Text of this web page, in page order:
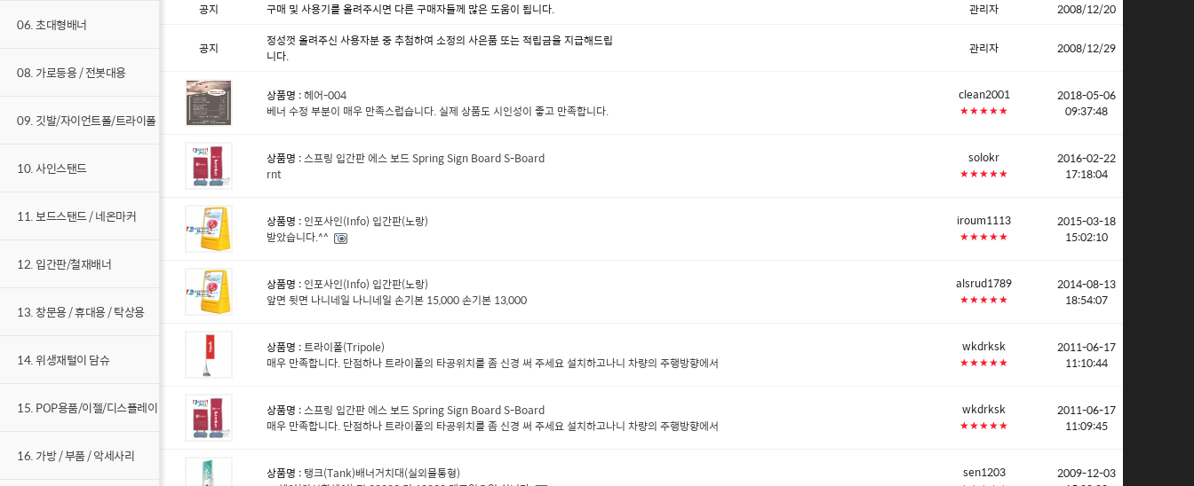
06. 초대형배너
08. 가로등용 / 전봇대용
09. 깃발/자이언트폴/트라이폴
10. 사인스탠드
11. 보드스탠드 / 네온마커
12. 입간판/철재배너
13. 창문용 / 휴대용 / 탁상용
14. 위생재털이 담슈
15. POP용품/이젤/디스플레이
16. 가방 / 부품 / 악세사리
공지
구매 및 사용기를 올려주시면 다른 구매자들께 많은 도움이 됩니다. 관리자 2008/12/20
공지
정성껏 올려주신 사용자분 중 추첨하여 소정의 사은품 또는 적립금을 지급해드립
니다.
관리자 2008/12/29
상품명 :헤어-004
베너 수정 부분이 매우 만족스럽습니다. 실제 상품도 시인성이 좋고 만족합니다.
clean2001
★★★★★
2018-05-06
09:37:48
상품명 :스프링 입간판 에스 보드 Spring Sign Board S-Board
rnt
solokr
★★★★★
2016-02-22
17:18:04
상품명 : 인포사인(Info) 입간판(노랑)
받았습니다.^^
iroum1113
★★★★★
2015-03-18
15:02:10
상품명 : 인포사인(Info) 입간판(노랑)
앞면 뒷면 나니네일 나니네일 손기본 15,000 손기본 13,000
alsrud1789
★★★★★
2014-08-13
18:54:07
상품명 :트라이폴(Tripole)
매우 만족합니다. 단점하나 트라이폴의 타공위치를 좀 신경 써 주세요 설치하고나니 차량의 주행방향에서
wkdrksk
★★★★★
2011-06-17
11:10:44
상품명 :스프링 입간판 에스 보드 Spring Sign Board S-Board
매우 만족합니다. 단점하나 트라이폴의 타공위치를 좀 신경 써 주세요 설치하고나니 차량의 주행방향에서
wkdrksk
★★★★★
2011-06-17
11:09:45
상품명 : 탱크(Tank)배너거치대(실외물통형)
sen1203
2009-12-03